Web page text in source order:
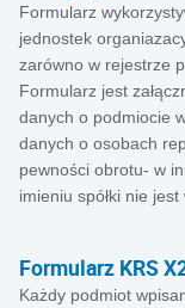
Formularz
jednostek
zarówno w rejestrze
Formularz jest
danych o podmiocie
danych o osobach
pewności obrotu- w
imieniu spółki nie
Formularz KRS
Każdy podmiot